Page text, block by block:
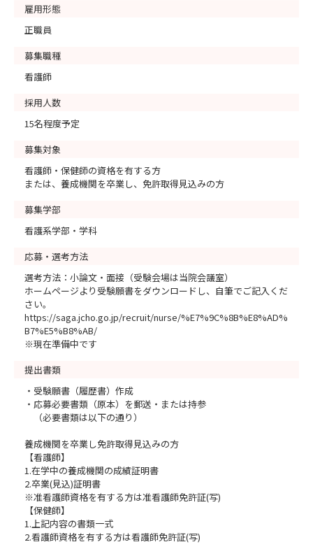
雇用形態
正職員
募集職種
看護師
採用人数
15名程度予定
募集対象
看護師・保健師の資格を有する方
または、養成機関を卒業し、免許取得見込みの方
募集学部
看護系学部・学科
応募・選考方法
選考方法：小論文・面接（受験会場は当院会議室）
ホームページより受験願書をダウンロードし、自筆でご記入くだ
さい。
https://saga.jcho.go.jp/recruit/nurse/%E7%9C%8B%E8%AD%
B7%E5%B8%AB/
※現在準備中です
提出書類
・受験願書（履歴書）作成
・応募必要書類（原本）を郵送・または持参
（必要書類は以下の通り）
養成機関を卒業し免許取得見込みの方
【看護師】
1.在学中の養成機関の成績証明書
2.卒業(見込)証明書
※准看護師資格を有する方は准看護師免許証(写)
【保健師】
1.上記内容の書類一式
2.看護師資格を有する方は看護師免許証(写)